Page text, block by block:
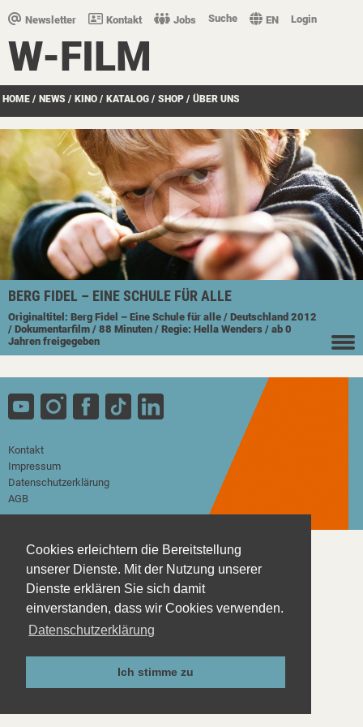
Cookies erleichtern die Bereitstellung
unserer Dienste. Mit der Nutzung unserer
Dienste erklären Sie sich damit
einverstanden, dass wir Cookies verwenden.
Datenschutzerklärung
Ich stimme zu
Newsletter Kontakt Jobs Suche EN Login
W-FILM
HOME / NEWS / KINO / KATALOG / SHOP / ÜBER UNS
BERG FIDEL – EINE SCHULE FÜR ALLE
Originaltitel: Berg Fidel – Eine Schule für alle / Deutschland 2012
/ Dokumentarfilm / 88 Minuten / Regie: Hella Wenders / ab 0
Jahren freigegeben
Kontakt
Impressum
Datenschutzerklärung
AGB